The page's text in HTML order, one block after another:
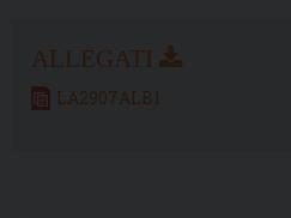
LA2907ALB1